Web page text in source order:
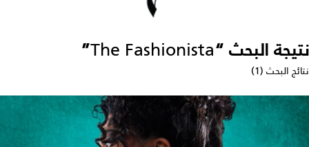
نتيجة البحث “The Fashionista
”
نتائج البحث (1)